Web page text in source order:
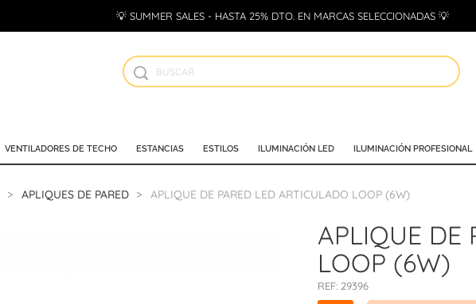
💡 SUMMER SALES - HASTA 25% DTO. EN MARCAS SELECCIONADAS 💡
VENTILADORES DE TECHO ESTANCIAS ESTILOS ILUMINACIÓN LED ILUMINACIÓN PROFESIONAL
APLIQUES DE PARED APLIQUE DE PARED LED ARTICULADO LOOP (6W)
APLIQUE DE
LOOP (6W)
REF: 29396